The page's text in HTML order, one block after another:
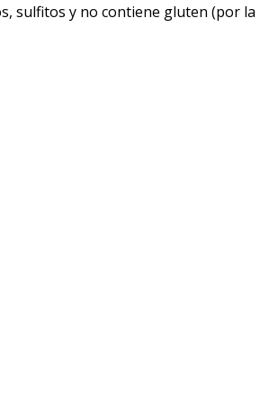
sulfitos y no contiene gluten (por la